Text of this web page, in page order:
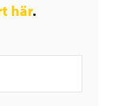
här.